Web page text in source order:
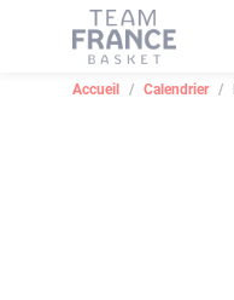
Accueil Calendrier
Panneau de gestion des cookies